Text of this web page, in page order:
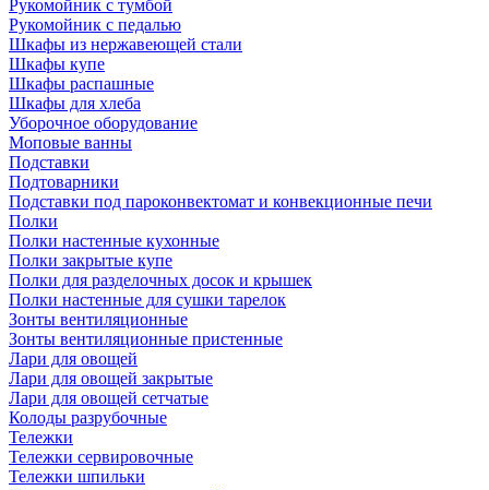
Рукомойник с тумбой
Рукомойник с педалью
Шкафы из нержавеющей стали
Шкафы купе
Шкафы распашные
Шкафы для хлеба
Уборочное оборудование
Моповые ванны
Подставки
Подтоварники
Подставки под пароконвектомат и конвекционные печи
Полки
Полки настенные кухонные
Полки закрытые купе
Полки для разделочных досок и крышек
Полки настенные для сушки тарелок
Зонты вентиляционные
Зонты вентиляционные пристенные
Лари для овощей
Лари для овощей закрытые
Лари для овощей сетчатые
Колоды разрубочные
Тележки
Тележки сервировочные
Тележки шпильки